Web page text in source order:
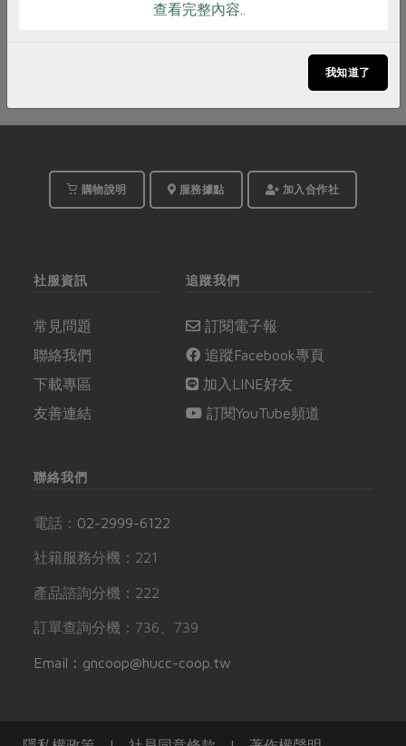
活動結束
購物說明 服務據點 加入合作社
社服資訊
常見問題
聯絡我們
下載專區
友善連結
追蹤我們
訂閱電子報
追蹤Facebook專頁
加入LINE好友
訂閱YouTube頻道
聯絡我們
電話： 02-2999-6122
社籍服務分機：221
產品諮詢分機：222
訂單查詢分機：736、739
Email：gncoop@hucc-coop.tw
查看完整內容..
我知道了